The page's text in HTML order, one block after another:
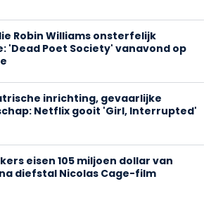
Robin Williams onsterfelijk
'Dead Poet Society' vanavond op
inrichting, gevaarlijke
Netflix gooit 'Girl, Interrupted'
eisen 105 miljoen dollar van
diefstal Nicolas Cage-film